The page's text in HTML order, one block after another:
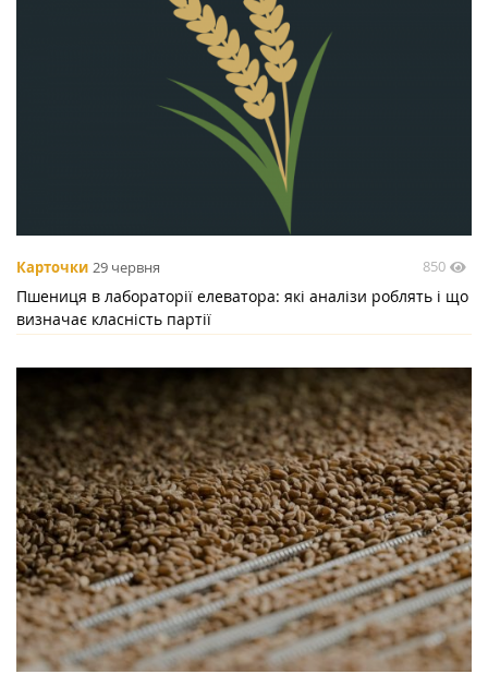
Карточки 29 червня 850
Пшениця в лабораторії елеватора: які аналізи роблять і що
визначає класність партії